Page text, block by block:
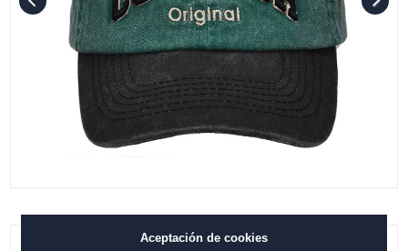
Aceptación de cookies